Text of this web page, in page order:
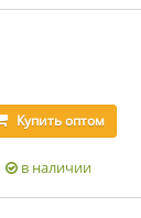
Купитьоптом
в наличии